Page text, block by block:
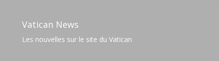
Vatican News
Les nouvelles sur le site du Vatican